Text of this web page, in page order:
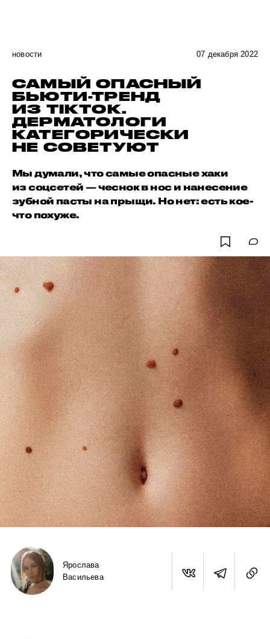
новости 07 декабря 2022
САМЫЙ ОПАСНЫЙ
БЬЮТИ-ТРЕНД
ИЗ TIKTOK.
ДЕРМАТОЛОГИ
КАТЕГОРИЧЕСКИ
НЕ СОВЕТУЮТ
Мы думали, что самые опасные хаки
из соцсетей — чеснок в нос и нанесение
зубной пасты на прыщи. Но нет: есть кое-
что похуже.
Ярослава
Васильева